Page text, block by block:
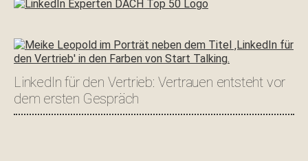
LinkedIn für den Vertrieb: Vertrauen entsteht vor
dem ersten Gespräch